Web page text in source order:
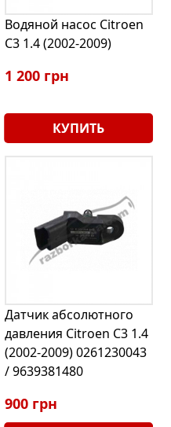
Водяной насос Citroen
C3 1.4 (2002-2009)
1 200 грн
КУПИТЬ
Датчик абсолютного
давления Citroen C3 1.4
(2002-2009) 0261230043
/ 9639381480
900 грн